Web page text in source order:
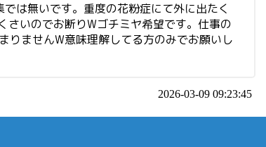
は無いです。重度の花粉症にて外に出たく
いのでお断りWゴチミヤ希望です。仕事の
りませんW意味理解してる方のみでお願いし
2026-03-09 09:23:45